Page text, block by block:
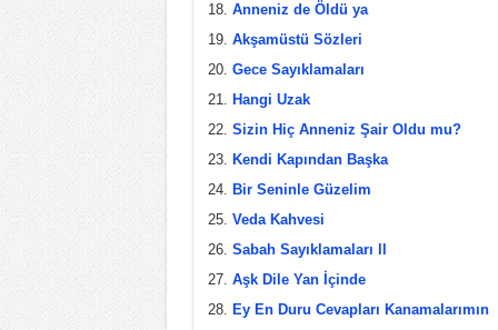
Anneniz de Öldü ya
Akşamüstü Sözleri
Gece Sayıklamaları
Hangi Uzak
Sizin Hiç Anneniz Şair Oldu mu?
Kendi Kapından Başka
Bir Seninle Güzelim
Veda Kahvesi
Sabah Sayıklamaları ll
Aşk Dile Yan İçinde
Ey En Duru Cevapları Kanamalarımın